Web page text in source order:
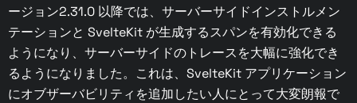
ージョン2.31.0 以降では、サーバーサイドインストルメン
テーションと SvelteKit が生成するスパンを有効化できる
ようになり、サーバーサイドのトレースを大幅に強化でき
るようになりました。これは、SvelteKit アプリケーション
にオブザーバビリティを追加したい人にとって大変朗報で